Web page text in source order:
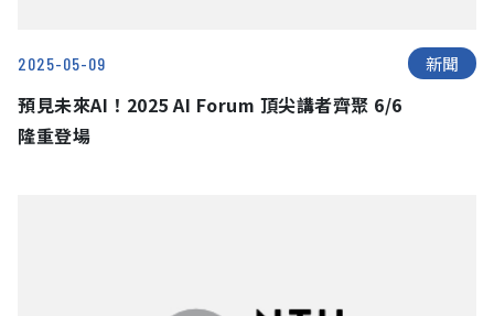
新聞
2025-05-09
預見未來AI！2025 AI Forum 頂尖講者齊聚 6/6
隆重登場